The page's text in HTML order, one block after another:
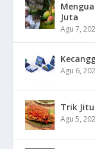
Juta
Agu 7,
Agu 6,
Trik
Agu 5,